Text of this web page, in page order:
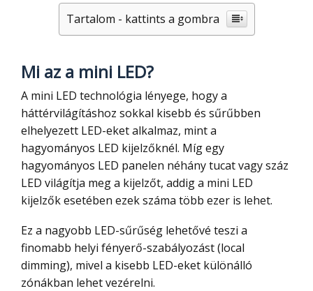
Tartalom - kattints a gombra
Mi az a mini LED?
A mini LED technológia lényege, hogy a
háttérvilágításhoz sokkal kisebb és sűrűbben
elhelyezett LED-eket alkalmaz, mint a
hagyományos LED kijelzőknél. Míg egy
hagyományos LED panelen néhány tucat vagy száz
LED világítja meg a kijelzőt, addig a mini LED
kijelzők esetében ezek száma több ezer is lehet.
Ez a nagyobb LED-sűrűség lehetővé teszi a
finomabb helyi fényerő-szabályozást (local
dimming), mivel a kisebb LED-eket különálló
zónákban lehet vezérelni.